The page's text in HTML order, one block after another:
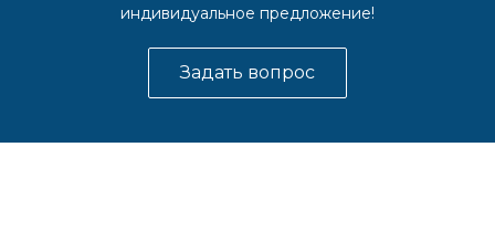
индивидуальное предложение!
Задать вопрос